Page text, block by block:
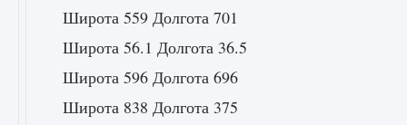
Широта 559 Долгота 701
Широта 56.1 Долгота 36.5
Широта 596 Долгота 696
Широта 838 Долгота 375